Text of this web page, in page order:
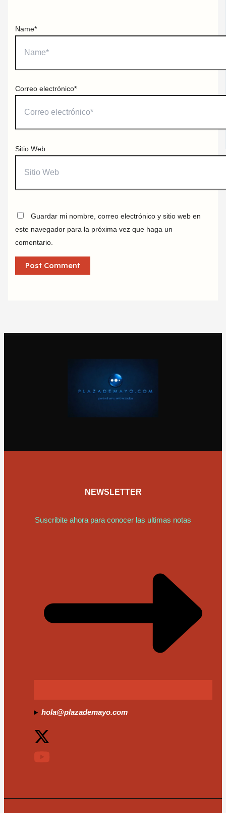
Name*
Correo electrónico*
Sitio Web
Guardar mi nombre, correo electrónico y sitio web en
este navegador para la próxima vez que haga un
comentario.
NEWSLETTER
Suscribite ahora para conocer las ultimas notas
hola@plazademayo.com